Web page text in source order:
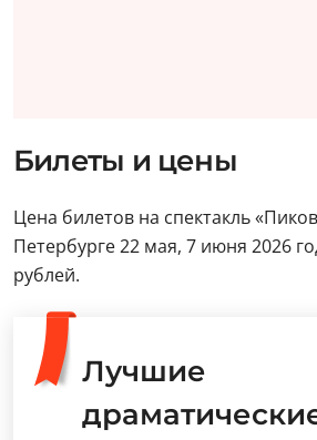
Билеты и цены
Цена билетов на спектакль
Петербурге 22 мая, 7 июня 2026
рублей.
Лучшие